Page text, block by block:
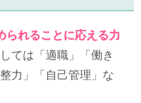
られることに応える力
ては「適職」「働き
力」「自己管理」な